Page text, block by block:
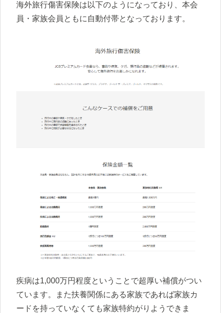
海外旅行傷害保険は以下のようになっており、本会
員・家族会員ともに自動付帯となっております。
疾病は1,000万円程度ということで超厚い補償がつい
ています。また扶養関係にある家族であれば家族カ
ードを持っていなくても家族特約がりようできま